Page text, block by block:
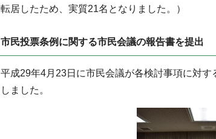
転居したため、実質21名となりました。）
市民投票条例に関する市民会議の報告書を提出
平成29年4月23日に市民会議が各検討事項に対
しました。